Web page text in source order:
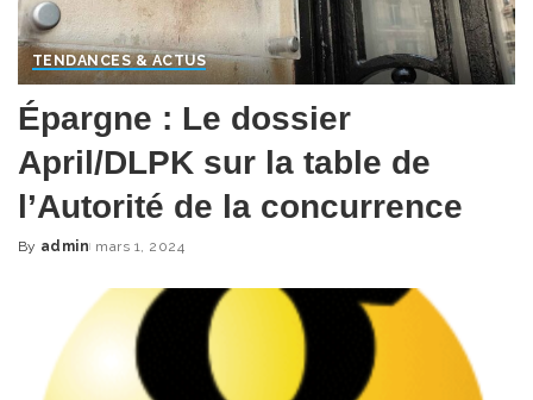
TENDANCES & ACTUS
Épargne : Le dossier
April/DLPK sur la table de
l’Autorité de la concurrence
Posted
By admin mars 1, 2024